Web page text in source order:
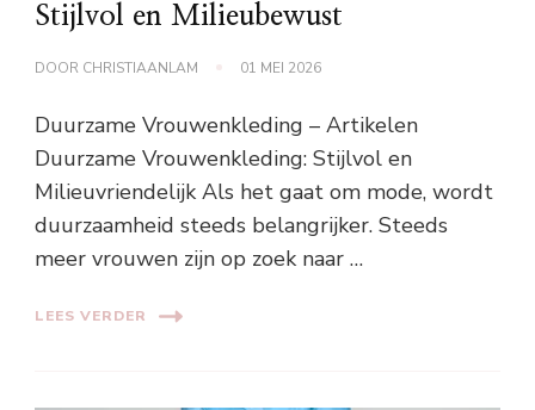
Stijlvol en Milieubewust
DOOR CHRISTIAANLAM 01 MEI 2026
Duurzame Vrouwenkleding – Artikelen
Duurzame Vrouwenkleding: Stijlvol en
Milieuvriendelijk Als het gaat om mode, wordt
duurzaamheid steeds belangrijker. Steeds
meer vrouwen zijn op zoek naar …
LEES VERDER